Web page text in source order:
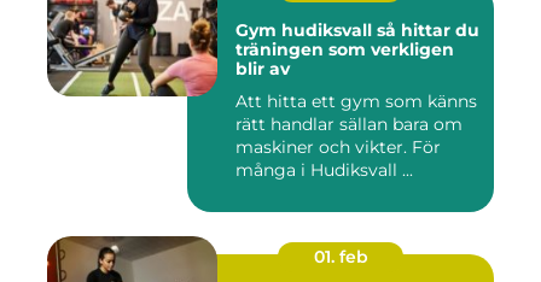
Gym hudiksvall så hittar du
träningen som verkligen
blir av
Att hitta ett gym som känns
rätt handlar sällan bara om
maskiner och vikter. För
många i Hudiksvall ...
01. feb